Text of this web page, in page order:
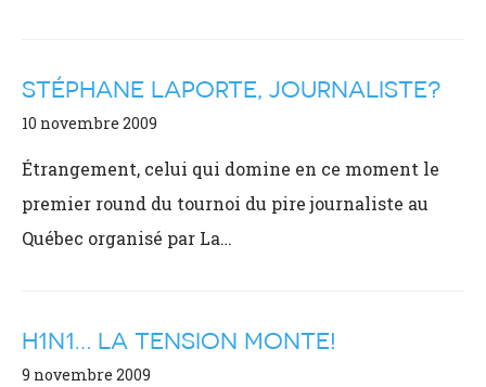
STÉPHANE LAPORTE, JOURNALISTE?
10 novembre 2009
Étrangement, celui qui domine en ce moment le
premier round du tournoi du pire journaliste au
Québec organisé par La…
H1N1… LA TENSION MONTE!
9 novembre 2009